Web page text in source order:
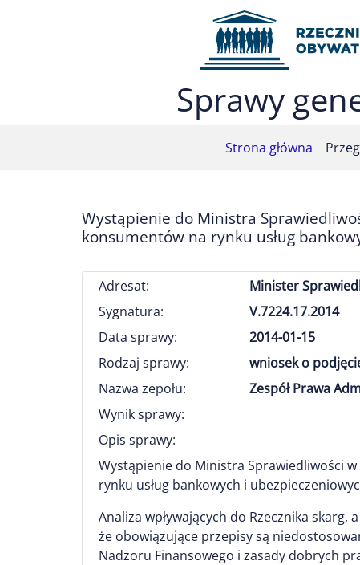
Przejdź do menu głównego (nacisnij Enter)
Przejdź do mapy serwisu (nacisnij Enter)
Sprawy
Strona główna
Wystąpienie do Ministra
konsumentów na rynku usług
Adresat:
Minister
Sygnatura:
V.7224.17.2014
Data sprawy:
2014-01-15
Rodzaj sprawy:
wniosek o
Nazwa zepołu:
Zespół Prawa
Wynik sprawy:
Opis sprawy:
Wystąpienie do Ministra Sprawiedliwości
rynku usług bankowych i
Analiza wpływających do Rzecznika
że obowiązujące przepisy są
Nadzoru Finansowego i zasady dobrych